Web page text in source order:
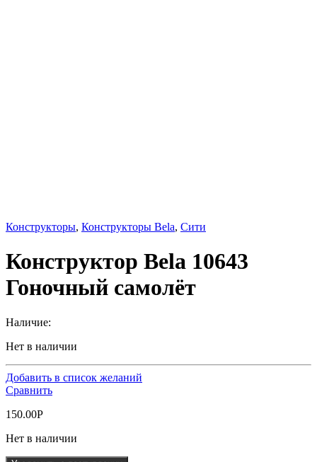
Конструкторы, Конструкторы Bela, Сити
Конструктор Bela 10643
Гоночный самолёт
Наличие:
Нет в наличии
Добавить в список желаний
Сравнить
150.00Р
Нет в наличии